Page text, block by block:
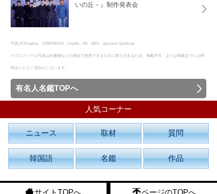
いの丘－』制作発表会
写真:(C)Fanplus、STARNEWS、innolife、PA、AMJ、Jpictures Syndicate
※プロフィール写真は肖像権などの理由で使用できるものに限りがあるため、掲載不可、または掲載までにお時
間をいただく場合がございます。
有名人名鑑TOPへ
人気コーナー
ニュース 取材 質問
韓国語 名鑑 作品